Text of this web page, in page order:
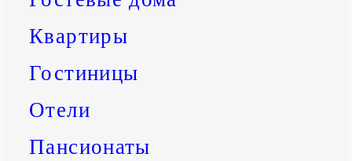
Квартиры
Гостиницы
Отели
Пансионаты